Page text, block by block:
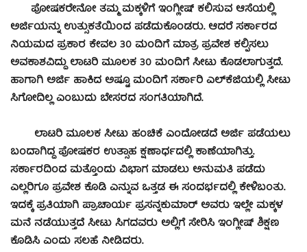
ಪೋಷಕರೇನೋ ತಮ್ಮ ಮಕ್ಕಳಿಗೆ ಇಂಗ್ಲೀಷ್ ಕಲಿಸುವ ಆಸೆಯಲ್ಲಿ
ಅರ್ಜಿಯನ್ನು ಉತ್ಸುಕತೆಯಿಂದ ಪಡೆದುಕೊಂಡರು. ಆದರೆ ಸರ್ಕಾರದ
ನಿಯಮದ ಪ್ರಕಾರ ಕೇವಲ 30 ಮಂದಿಗೆ ಮಾತ್ರ ಪ್ರವೇಶ ಕಲ್ಪಿಸಲು
ಅವಕಾಶವಿದ್ದು ಲಾಟರಿ ಮೂಲಕ 30 ಮಂದಿಗೆ ಸೀಟು ಕೊಡಲಾಗುತ್ತದೆ.
ಹಾಗಾಗಿ ಅರ್ಜಿ ಹಾಕಿದ ಅಷ್ಟೂ ಮಂದಿಗೆ ಸರ್ಕಾರಿ ಎಲ್‍ಕೆಜಿಯಲ್ಲಿ ಸೀಟು
ಸಿಗೋದಿಲ್ಲ ಎಂಬುದು ಬೇಸರದ ಸಂಗತಿಯಾಗಿದೆ.
ಲಾಟರಿ ಮೂಲಕ ಸೀಟು ಹಂಚಿಕೆ ಎಂದೋಡದೆ ಅರ್ಜಿ ಪಡೆಯಲು
ಬಂದಾಗಿದ್ದ ಪೋಷಕರ ಉತ್ಸಾಹ ಕ್ಷಣಾರ್ಧದಲ್ಲಿ ಕಾಣೆಯಾಗಿತ್ತು.
ಸರ್ಕಾರದಿಂದ ಮತ್ತೊಂದು ವಿಭಾಗ ಮಾಡಲು ಅನುಮತಿ ಪಡೆದು
ಎಲ್ಲರಿಗೂ ಪ್ರವೇಶ ಕೊಡಿ ಎನ್ನುವ ಒತ್ತಡ ಈ ಸಂದರ್ಭದಲ್ಲಿ ಕೇಳಿಬಂತು.
ಇದಕ್ಕೆ ಪ್ರತಿಯಾಗಿ ಪ್ರಾಚಾರ್ಯ ಪ್ರಸನ್ನಕುಮಾರ್ ಅವರು ಇಲ್ಲೇ ಮಕ್ಕಳ
ಮನೆ ನಡೆಯುತ್ತದೆ ಸೀಟು ಸಿಗದವರು ಅಲ್ಲಿಗೆ ಸೇರಿಸಿ ಇಂಗ್ಲೀಷ್ ಶಿಕ್ಷಣ
ಕೊಡಿಸಿ ಎಂದು ಸಲಹೆ ನೀಡಿದರು.